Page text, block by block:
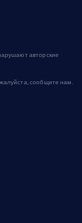
авторские
сообщите нам.